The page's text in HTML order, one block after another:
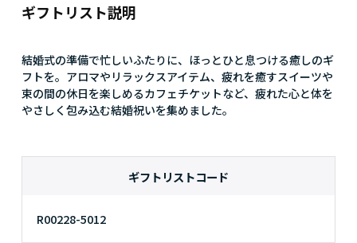
ギフトリスト説明
結婚式の準備で忙しいふたりに、ほっとひと息つける癒しのギ
フトを。アロマやリラックスアイテム、疲れを癒すスイーツや
束の間の休日を楽しめるカフェチケットなど、疲れた心と体を
やさしく包み込む結婚祝いを集めました。
ギフトリストコード
R00228-5012